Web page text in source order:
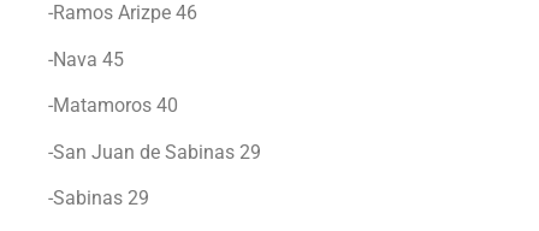
-Ramos Arizpe 46
-Nava 45
-Matamoros 40
-San Juan de Sabinas 29
-Sabinas 29